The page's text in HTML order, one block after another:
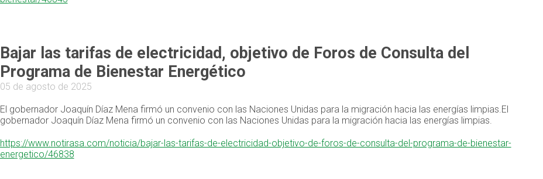
Bajar las tarifas de electricidad, objetivo de Foros de Consulta del
Programa de Bienestar Energético
05 de agosto de 2025
El gobernador Joaquín Díaz Mena firmó un convenio con las Naciones Unidas para la migración hacia las energías limpias.El
gobernador Joaquín Díaz Mena firmó un convenio con las Naciones Unidas para la migración hacia las energías limpias.
https://www.notirasa.com/noticia/bajar-las-tarifas-de-electricidad-objetivo-de-foros-de-consulta-del-programa-de-bienestar-
energetico/46838